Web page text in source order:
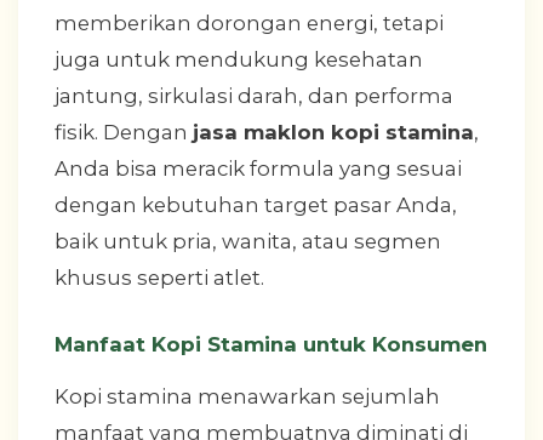
memberikan dorongan energi, tetapi
juga untuk mendukung kesehatan
jantung, sirkulasi darah, dan performa
fisik. Dengan jasa maklon kopi stamina,
Anda bisa meracik formula yang sesuai
dengan kebutuhan target pasar Anda,
baik untuk pria, wanita, atau segmen
khusus seperti atlet.
Manfaat Kopi Stamina untuk Konsumen
Kopi stamina menawarkan sejumlah
manfaat yang membuatnya diminati di